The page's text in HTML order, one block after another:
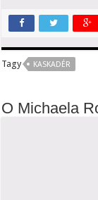
Tagy KASKADÉR
O Michaela